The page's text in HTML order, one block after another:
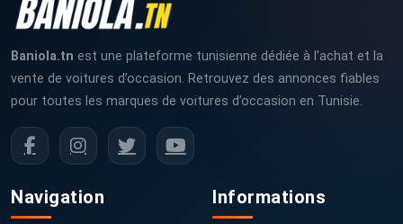
Baniola.tn est une plateforme tunisienne dédiée à l’achat et la
vente de voitures d’occasion. Retrouvez des annonces fiables
pour toutes les marques de voitures d’occasion en Tunisie.
Navigation Informations